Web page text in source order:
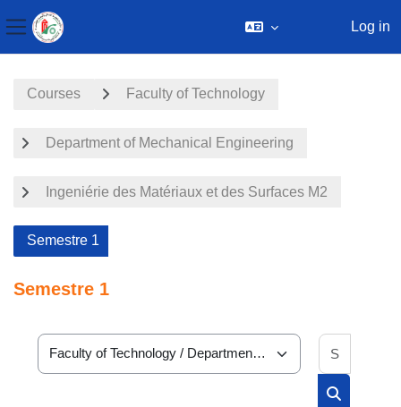
Side panel
Log in
Courses Faculty of Technology
Department of Mechanical Engineering
Ingeniérie des Matériaux et des Surfaces M2
Semestre 1
Semestre 1
Course categories